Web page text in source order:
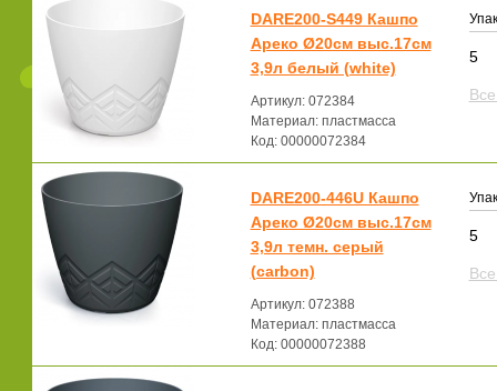
DARE200-S449 Кашпо
Ареко Ø20см выс.17см
3,9л белый (white)
Артикул: 072384
Материал: пластмасса
Код: 00000072384
5
DARE200-446U Кашпо
Ареко Ø20см выс.17см
3,9л темн. серый
(carbon)
Артикул: 072388
Материал: пластмасса
Код: 00000072388
5